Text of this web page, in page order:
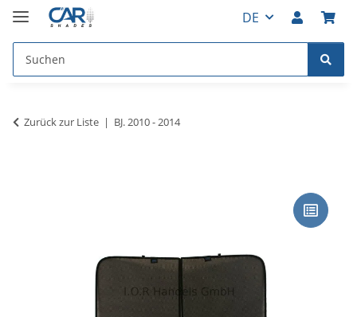
DE
Zurück zur Liste BJ. 2010 - 2014